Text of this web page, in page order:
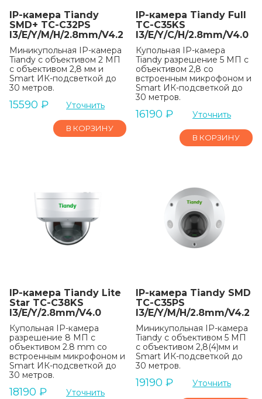
IP-камера Tiandy
SMD+ TC-C32PS
I3/E/Y/M/H/2.8mm/V4.2
Миникупольная IP-камера
Tiandy с объективом 2 МП
с объективом 2,8 мм и
Smart ИК-подсветкой до
30 метров.
15590 ₽ Уточнить
В КОРЗИНУ
IP-камера Tiandy Full
TC-C35KS
I3/E/Y/C/H/2.8mm/V4.0
Купольная IP-камера
Tiandy разрешение 5 МП с
объективом 2,8 со
встроенным микрофоном и
Smart ИК-подсветкой до
30 метров.
16190 ₽ Уточнить
В КОРЗИНУ
IP-камера Tiandy Lite
Star TC-C38KS
I3/E/Y/2.8mm/V4.0
Купольная IP-камера
разрешение 8 МП с
объективом 2.8 mm со
встроенным микрофоном и
Smart ИК-подсветкой до
30 метров.
18190 ₽ Уточнить
IP-камера Tiandy SMD
TC-C35PS
I3/E/Y/M/H/2.8mm/V4.2
Миникупольная IP-камера
Tiandy с объективом 5 МП
с объективом 2,8(4)мм и
Smart ИК-подсветкой до
30 метров.
19190 ₽ Уточнить